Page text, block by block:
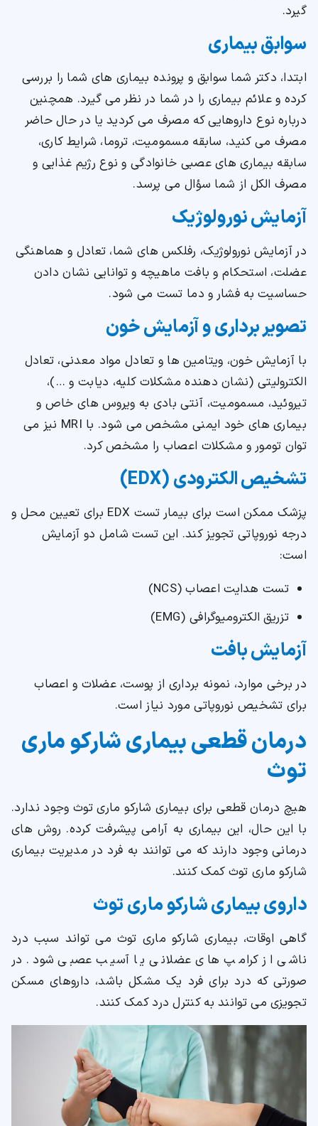
گیرد.
سوابق بیماری
ابتدا، دکتر شما سوابق و پرونده بیماری های شما را بررسی
کرده و علائم بیماری را در شما در نظر می گیرد. همچنین
درباره نوع داروهایی که مصرف می کردید یا در حال حاضر
مصرف می کنید، سابقه مسمومیت، تروما، شرایط کاری،
سابقه بیماری های عصبی خانوادگی و نوع رژیم غذایی و
مصرف الکل از شما سؤال می پرسد.
آزمایش نورولوژیک
در آزمایش نورولوژیک، رفلکس های شما، تعادل و هماهنگی
عضلت، استحکام و بافت ماهیچه و توانایی نشان دادن
حساسیت به فشار و دما تست می شود.
تصویر برداری و آزمایش خون
با آزمایش خون، ویتامین ها و تعادل مواد معدنی، تعادل
الکترولیتی (نشان دهنده مشکلات کلیه، دیابت و …)،
تیروئید، مسمومیت، آنتی بادی به ویروس های خاص و
بیماری های خود ایمنی مشخص می شود. با MRI نیز می
توان تومور و مشکلات اعصاب را مشخص کرد.
تشخیص الکترودی (EDX)
پزشک ممکن است برای بیمار تست EDX برای تعیین محل و
درجه نوروپاتی تجویز کند. این تست شامل دو آزمایش
است:
تست هدایت اعصاب (NCS)
تزریق الکترومیوگرافی (EMG)
آزمایش بافت
در برخی موارد، نمونه برداری از پوست، عضلات و اعصاب
برای تشخیص نوروپاتی مورد نیاز است.
درمان قطعی بیماری شارکو ماری
توث
هیچ درمان قطعی برای بیماری شارکو ماری توث وجود ندارد.
با این حال، این بیماری به آرامی پیشرفت کرده. روش های
درمانی وجود دارند که می توانند به فرد در مدیریت بیماری
شارکو ماری توث کمک کنند.
داروی بیماری شارکو ماری توث
گاهی اوقات، بیماری شارکو ماری توث می تواند سبب درد
ناشی از کرامپ های عضلانی یا آسیب عصبی شود. در
صورتی که درد برای فرد یک مشکل باشد، داروهای مسکن
تجویزی می توانند به کنترل درد کمک کنند.